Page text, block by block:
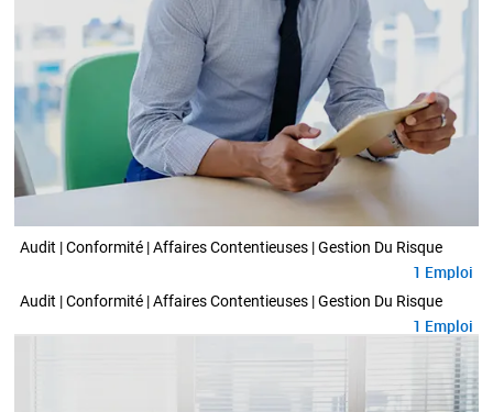
Audit | Conformité | Affaires Contentieuses | Gestion Du Risque
1 Emploi
Audit | Conformité | Affaires Contentieuses | Gestion Du Risque
1 Emploi